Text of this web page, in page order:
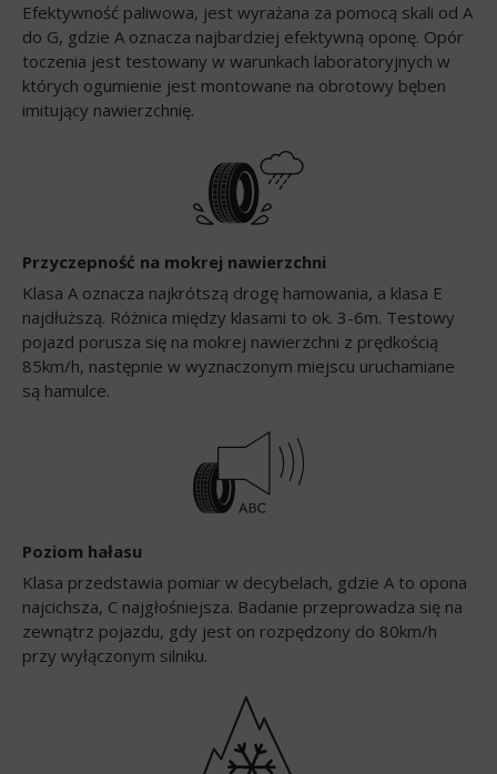
Efektywność paliwowa, jest wyrażana za pomocą skali od A
do G, gdzie A oznacza najbardziej efektywną oponę. Opór
toczenia jest testowany w warunkach laboratoryjnych w
których ogumienie jest montowane na obrotowy bęben
imitujący nawierzchnię.
Przyczepność na mokrej nawierzchni
Klasa A oznacza najkrótszą drogę hamowania, a klasa E
najdłuższą. Różnica między klasami to ok. 3-6m. Testowy
pojazd porusza się na mokrej nawierzchni z prędkością
85km/h, następnie w wyznaczonym miejscu uruchamiane
są hamulce.
Poziom hałasu
Klasa przedstawia pomiar w decybelach, gdzie A to opona
najcichsza, C najgłośniejsza. Badanie przeprowadza się na
zewnątrz pojazdu, gdy jest on rozpędzony do 80km/h
przy wyłączonym silniku.